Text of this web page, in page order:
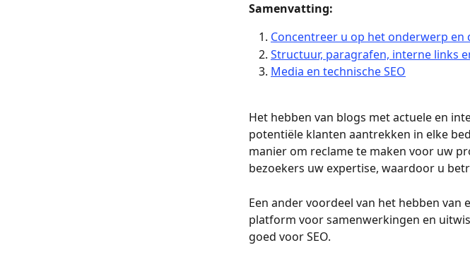
Samenvatting:
Concentreer u op het onderwerp en
Structuur, paragrafen, interne links
Media en technische SEO
Het hebben van blogs met actuele en
potentiële klanten aantrekken in elke
manier om reclame te maken voor uw
bezoekers uw expertise, waardoor u
Een ander voordeel van het hebben
platform voor samenwerkingen en
goed voor SEO.